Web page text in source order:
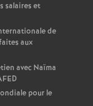
salaires et
de
aux
avec Naïma
pour le